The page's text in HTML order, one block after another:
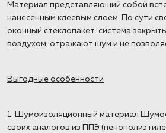
Материал представляющий собой
нанесенным клеевым слоем. По сути
оконный стеклопакет: система
воздухом, отражают шум и не
Выгодные особенности
1. Шумоизоляционный материал
своих аналогов из ППЭ